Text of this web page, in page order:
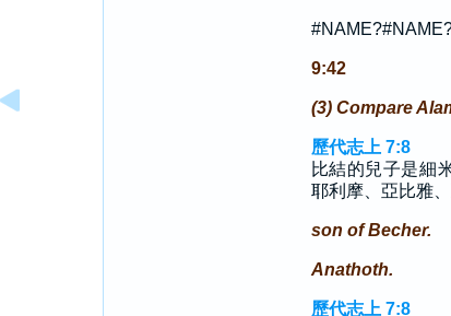
9:42
(3) Compare
歷代志上 7:8
比結的兒子是細
耶利摩、亞比雅
son of Becher.
Anathoth.
歷代志上 7:8